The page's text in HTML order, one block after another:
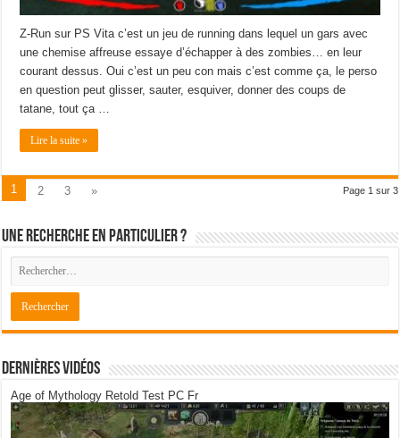
Z-Run sur PS Vita c’est un jeu de running dans lequel un gars avec
une chemise affreuse essaye d’échapper à des zombies… en leur
courant dessus. Oui c’est un peu con mais c’est comme ça, le perso
en question peut glisser, sauter, esquiver, donner des coups de
tatane, tout ça …
Lire la suite »
Page 1 sur 3
1 2 3 »
Une recherche en particulier ?
Dernières Vidéos
Age of Mythology Retold Test PC Fr